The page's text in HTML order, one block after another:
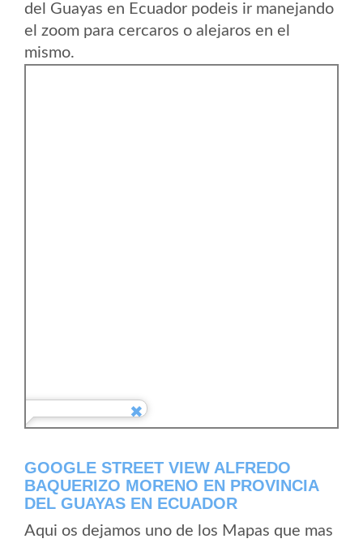
del Guayas en Ecuador podeis ir manejando
el zoom para cercaros o alejaros en el
mismo.
GOOGLE STREET VIEW ALFREDO
BAQUERIZO MORENO EN PROVINCIA
DEL GUAYAS EN ECUADOR
Aqui os dejamos uno de los Mapas que mas